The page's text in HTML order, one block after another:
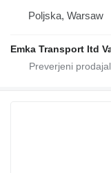
Poljska, Warsaw
Emka Transport ltd